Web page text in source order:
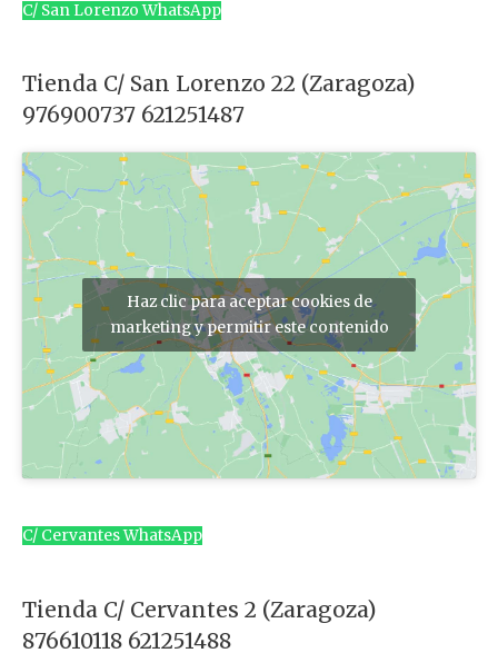
C/ San Lorenzo WhatsApp
Tienda C/ San Lorenzo 22 (Zaragoza)
976900737 621251487
Haz clic para aceptar cookies de
marketing y permitir este contenido
C/ Cervantes WhatsApp
Tienda C/ Cervantes 2 (Zaragoza)
876610118 621251488